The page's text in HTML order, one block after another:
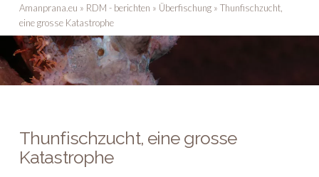
Amanprana.eu » RDM - berichten » Überfischung» Thunfischzucht,
eine grosse Katastrophe
Thunfischzucht, eine grosse
Katastrophe